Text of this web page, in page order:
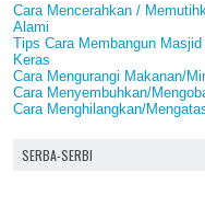
Cara Mencerahkan /
Alami
Tips Cara Membangun
Keras
Cara Mengurangi Makanan/
Cara Menyembuhkan/
Cara Menghilangkan/
SERBA-SERBI